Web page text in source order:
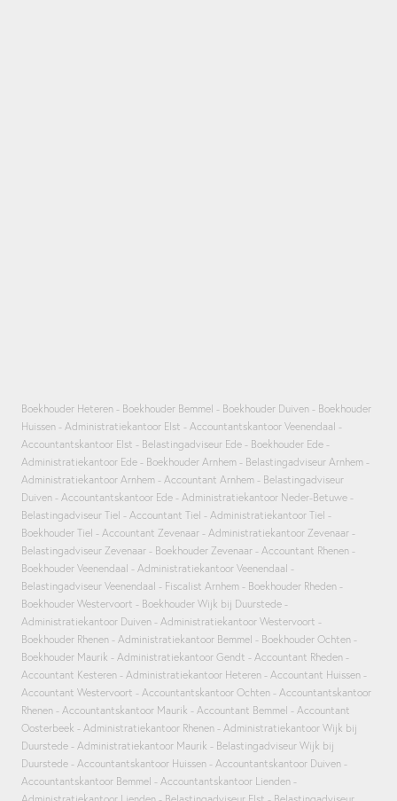
Boekhouder Heteren Boekhouder Bemmel Boekhouder Duiven
Boekhouder
Huissen
Administratiekantoor Elst
Accountantskantoor Veenendaal
Accountantskantoor Elst
Belastingadviseur Ede
Boekhouder Ede
Administratiekantoor Ede
Boekhouder Arnhem
Belastingadviseur Arnhem
Administratiekantoor Arnhem
Accountant Arnhem
Belastingadviseur
Duiven
Accountantskantoor Ede
Administratiekantoor Neder-Betuwe
Belastingadviseur Tiel
Accountant Tiel
Administratiekantoor Tiel
Boekhouder Tiel
Accountant Zevenaar
Administratiekantoor Zevenaar
Belastingadviseur Zevenaar
Boekhouder Zevenaar
Accountant Rhenen
Boekhouder Veenendaal
Administratiekantoor Veenendaal
Belastingadviseur Veenendaal
Fiscalist Arnhem
Boekhouder Rheden
Boekhouder Westervoort
Boekhouder Wijk bij Duurstede
Administratiekantoor Duiven
Administratiekantoor Westervoort
Boekhouder Rhenen
Administratiekantoor Bemmel
Boekhouder Ochten
Boekhouder Maurik
Administratiekantoor Gendt
Accountant Rheden
Accountant Kesteren
Administratiekantoor Heteren
Accountant Huissen
Accountant Westervoort
Accountantskantoor Ochten
Accountantskantoor
Rhenen
Accountantskantoor Maurik Accountant Bemmel
Accountant
Oosterbeek
Administratiekantoor Rhenen
Administratiekantoor Wijk bij
Duurstede
Administratiekantoor Maurik
Belastingadviseur Wijk bij
Duurstede
Accountantskantoor Huissen
Accountantskantoor Duiven
Accountantskantoor Bemmel
Accountantskantoor Lienden